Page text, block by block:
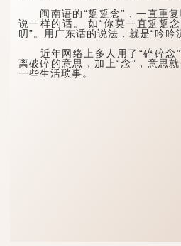
闽南语的“踅踅念”，一直重复
说一样的话。 如“你莫一直踅踅
叨”。用广东话的说法，就是“吟吟
近年网络上多人用了“碎碎念”
离破碎的意思，加上“念”，意思
一些生活琐事。